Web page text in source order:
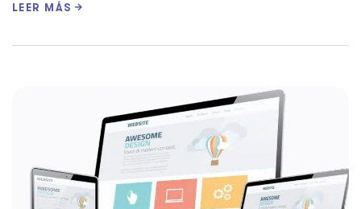
LEER MÁS